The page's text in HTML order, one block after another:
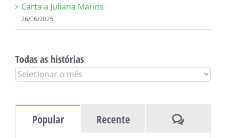
Carta a Juliana Marins
26/06/2025
Todas as histórias
Todas
Popular Recente